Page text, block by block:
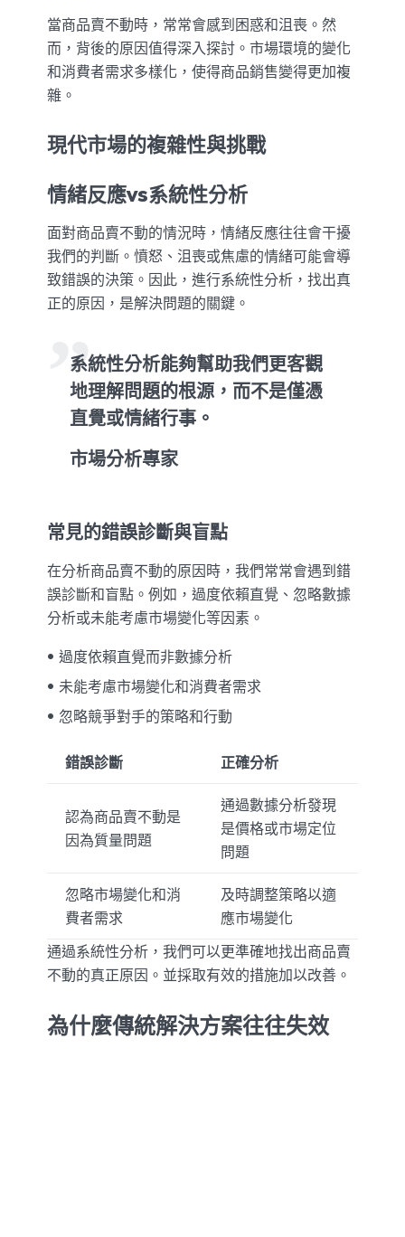
當商品賣不動時，常常會感到困惑和沮喪。然
而，背後的原因值得深入探討。市場環境的變化
和消費者需求多樣化，使得商品銷售變得更加複
雜。
現代市場的複雜性與挑戰
情緒反應vs系統性分析
面對商品賣不動的情況時，情緒反應往往會干擾
我們的判斷。憤怒、沮喪或焦慮的情緒可能會導
致錯誤的決策。因此，進行系統性分析，找出真
正的原因，是解決問題的關鍵。
系統性分析能夠幫助我們更客觀
地理解問題的根源，而不是僅憑
直覺或情緒行事。
市場分析專家
常見的錯誤診斷與盲點
在分析商品賣不動的原因時，我們常常會遇到錯
誤診斷和盲點。例如，過度依賴直覺、忽略數據
分析或未能考慮市場變化等因素。
過度依賴直覺而非數據分析
未能考慮市場變化和消費者需求
忽略競爭對手的策略和行動
錯誤診斷 正確分析
認為商品賣不動是
因為質量問題
通過數據分析發現
是價格或市場定位
問題
忽略市場變化和消
費者需求
及時調整策略以適
應市場變化
通過系統性分析，我們可以更準確地找出商品賣
不動的真正原因。並採取有效的措施加以改善。
為什麼傳統解決方案往往失效